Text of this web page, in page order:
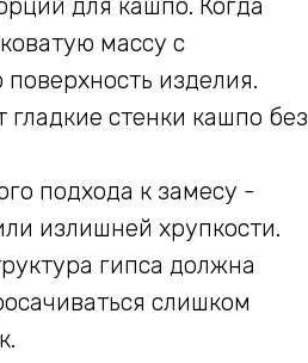
для кашпо. Когда
массу с
изделия.
гладкие стенки кашпо без
подхода к замесу -
излишней хрупкости.
гипса должна
слишком